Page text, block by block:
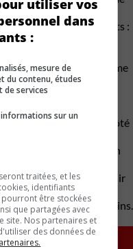
font leurs débuts :
taille moyenne sont
sur notre marché,
se joindra à la gamme
quatre utilitaires
le constructeur, cela
qui penche du côté
cette multiplication
un casse-tête, les
vastes pour accueillir
les inventaires
au goût de certains.
utiliser vos
dans
:
mesure de
du contenu, études
de services
sur un
traitées, et les
identifiants
être stockées
que partagées avec
site. Nos partenaires et
des données de